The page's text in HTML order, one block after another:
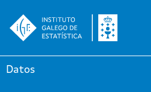
Datos